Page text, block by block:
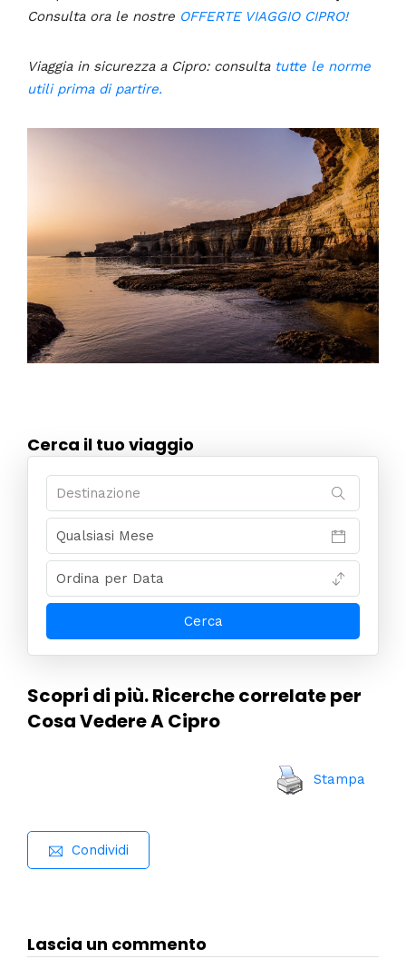
Consulta ora le nostre OFFERTE VIAGGIO CIPRO!
Viaggia in sicurezza a Cipro: consulta tutte le norme
utili prima di partire.
Cerca il tuo viaggio
Scopri di più. Ricerche correlate per
Cosa Vedere A Cipro
Stampa
Condividi
Lascia un commento